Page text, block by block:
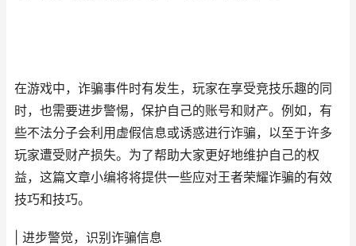
在游戏中，诈骗事件时有发生，玩家在享受竞技乐趣的同
时，也需要进步警惕，保护自己的账号和财产。例如，有
些不法分子会利用虚假信息或诱惑进行诈骗，以至于许多
玩家遭受财产损失。为了帮助大家更好地维护自己的权
益，这篇文章小编将将提供一些应对王者荣耀诈骗的有效
技巧和技巧。
| 进步警觉，识别诈骗信息